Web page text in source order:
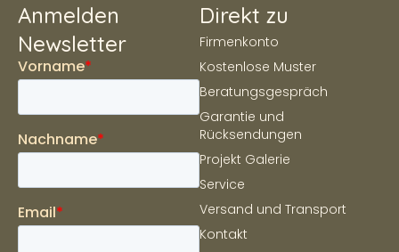
Anmelden
Newsletter
Direkt zu
Firmenkonto
Kostenlose Muster
Beratungsgespräch
Garantie und
Rücksendungen
Projekt Galerie
Service
Versand und Transport
Kontakt